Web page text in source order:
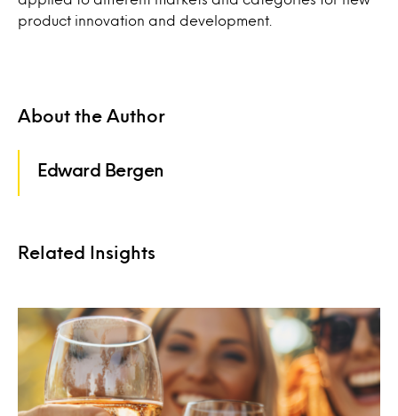
product innovation and development.
About the Author
Edward Bergen
Related Insights